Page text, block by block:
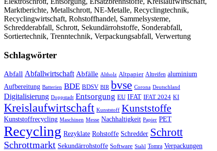
Marktberichte, Metallschrott, NE-Metalle, Recyclingtechnik,
Recyclingwirtschaft, Rohstoffhandel, Sammelsysteme,
Schredderabfall, Schrott, Sekundärrohstoffe, Sonderabfall,
Sortiertechnik, Trenntechnik, Verpackungsabfall, Verwertung
Schlagwörter
Abfall Abfallwirtschaft Abfälle Altholz Altpapier Altreifen aluminium
Aufbereitung Batterien BDE BDSV BIR bvse Corona Deutschland
Digitalisierung Doppstadt Entsorgung EU IFAT IFAT 2024 KI
Kreislaufwirtschaft Kunststoff Kunststoffe
Kunststoffrecycling Maschinen Messe Nachhaltigkeit Papier PET
Recycling Rezyklate Rohstoffe Schredder Schrott
Schrottmarkt Sekundärrohstoffe Software Stahl Tomra Verpackungen